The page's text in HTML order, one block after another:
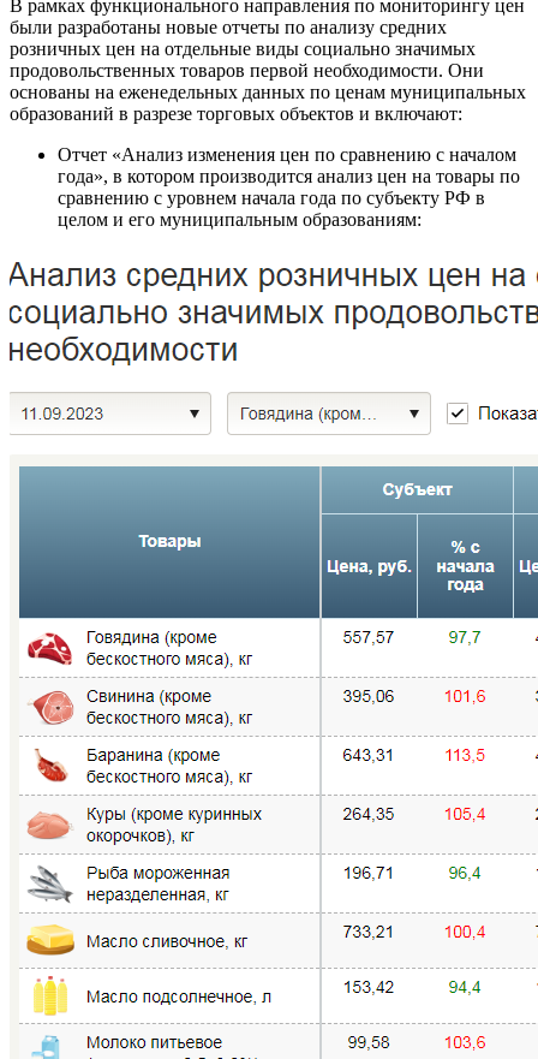
В рамках функционального направления по мониторингу цен
были разработаны новые отчеты по анализу средних
розничных цен на отдельные виды социально значимых
продовольственных товаров первой необходимости. Они
основаны на еженедельных данных по ценам муниципальных
образований в разрезе торговых объектов и включают:
Отчет «Анализ изменения цен по сравнению с началом
года», в котором производится анализ цен на товары по
сравнению с уровнем начала года по субъекту РФ в
целом и его муниципальным образованиям: